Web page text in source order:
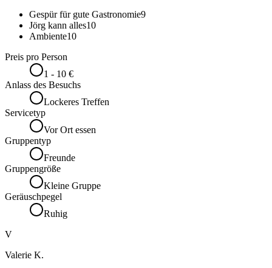
Gespür für gute Gastronomie9
Jörg kann alles10
Ambiente10
Preis pro Person
1 - 10 €
Anlass des Besuchs
Lockeres Treffen
Servicetyp
Vor Ort essen
Gruppentyp
Freunde
Gruppengröße
Kleine Gruppe
Geräuschpegel
Ruhig
V
Valerie K.